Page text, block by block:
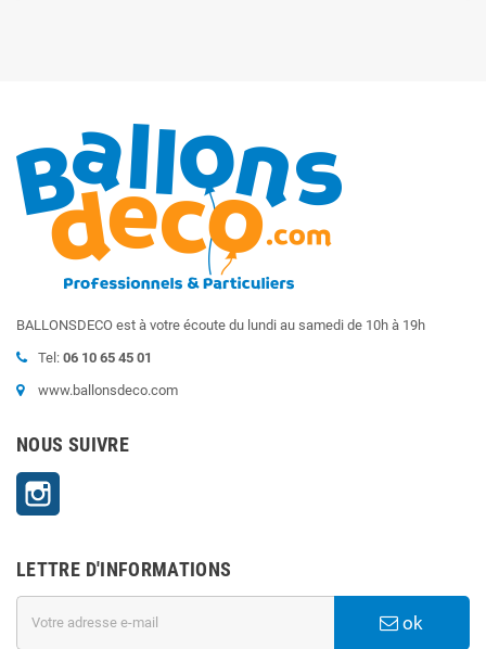
BALLONSDECO est à votre écoute du lundi au samedi de 10h à 19h
Tel: 06 10 65 45 01
www.ballonsdeco.com
NOUS SUIVRE
LETTRE D'INFORMATIONS
ok